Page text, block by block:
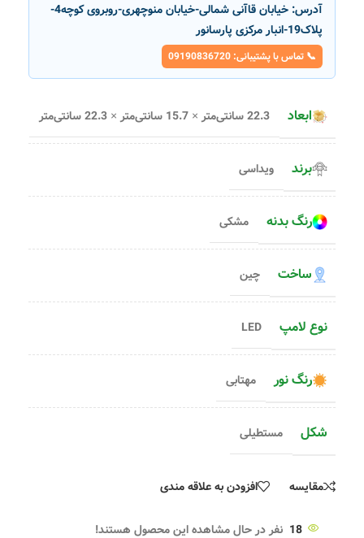
آدرس:
خیابان قاآنی شمالی-خیابان منوچهری-روبروی کوچه4-
پلاک19-انبار مرکزی پارسانور
📞 تماس با پشتیبانی: 09190836720
ابعاد 22.3 سانتی‌متر × 15.7 سانتی‌متر × 22.3 سانتی‌متر
برند ویداسی
رنگ بدنه مشکی
ساخت چین
نوع لامپ LED
رنگ نور مهتابی
شکل مستطیلی
مقایسه افزودن به علاقه مندی
18 نفر در حال مشاهده این محصول هستند!